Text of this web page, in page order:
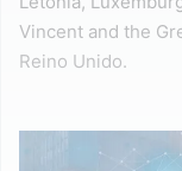
Vincent and the
Reino Unido.